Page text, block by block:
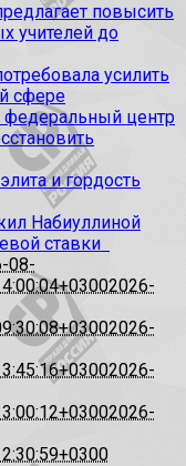
повысить
учителей до
усилить
сфере
центр
и гордость
Набиуллиной
ставки
08-
2026-
2026-
2026-
2026-